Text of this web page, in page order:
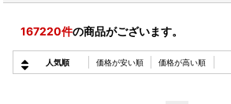
167220件の商品がございます。
人気順 価格が安い順 価格が高い順